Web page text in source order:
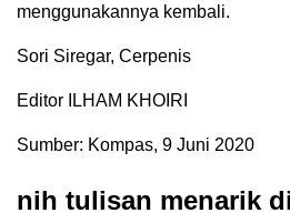
menggunakannya kembali.
Sori Siregar, Cerpenis
Editor ILHAM KHOIRI
Sumber: Kompas, 9 Juni 2020
nih tulisan menarik